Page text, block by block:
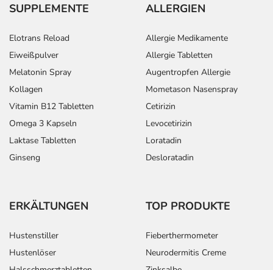
SUPPLEMENTE
Elotrans Reload
Eiweißpulver
Melatonin Spray
Kollagen
Vitamin B12 Tabletten
Omega 3 Kapseln
Laktase Tabletten
Ginseng
ALLERGIEN
Allergie Medikamente
Allergie Tabletten
Augentropfen Allergie
Mometason Nasenspray
Cetirizin
Levocetirizin
Loratadin
Desloratadin
ERKÄLTUNGEN
Hustenstiller
Hustenlöser
TOP PRODUKTE
Fieberthermometer
Neurodermitis Creme